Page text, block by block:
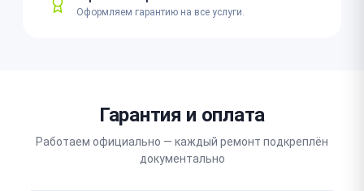
Оформляем гарантию на все услуги.
Гарантия и оплата
Работаем официально — каждый ремонт подкреплён
документально